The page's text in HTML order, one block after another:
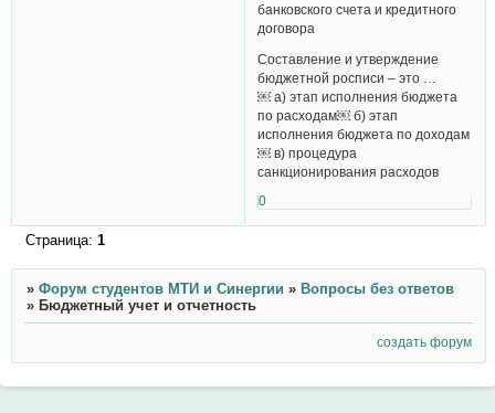
банковского счета и кредитного
договора
Составление и утверждение
бюджетной росписи – это …
￼ а) этап исполнения бюджета
по расходам￼ б) этап
исполнения бюджета по доходам
￼ в) процедура
санкционирования расходов
0
Страница: 1
» Форум студентов МТИ и Синергии » Вопросы без ответов
» Бюджетный учет и отчетность
создать форум